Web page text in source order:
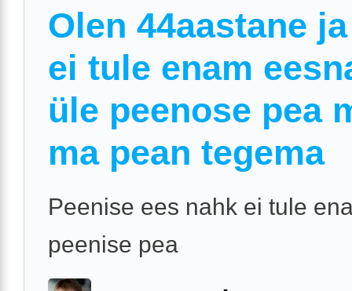
Olen 44aastane
ei tule enam
üle peenose pea
ma pean tegema
Peenise ees nahk ei tule
peenise pea